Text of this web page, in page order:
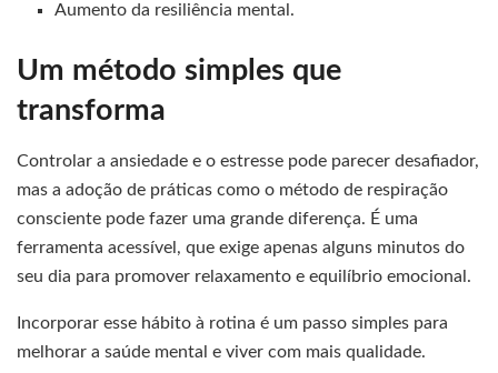
Aumento da resiliência mental.
Um método simples que
transforma
Controlar a ansiedade e o estresse pode parecer desafiador,
mas a adoção de práticas como o método de respiração
consciente pode fazer uma grande diferença. É uma
ferramenta acessível, que exige apenas alguns minutos do
seu dia para promover relaxamento e equilíbrio emocional.
Incorporar esse hábito à rotina é um passo simples para
melhorar a saúde mental e viver com mais qualidade.